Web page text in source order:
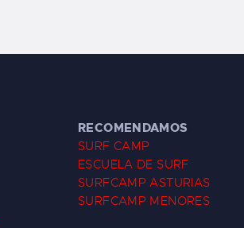
RECOMENDAMOS
SURF CAMP
ESCUELA DE SURF
SURFCAMP ASTURIAS
SURFCAMP MENORES